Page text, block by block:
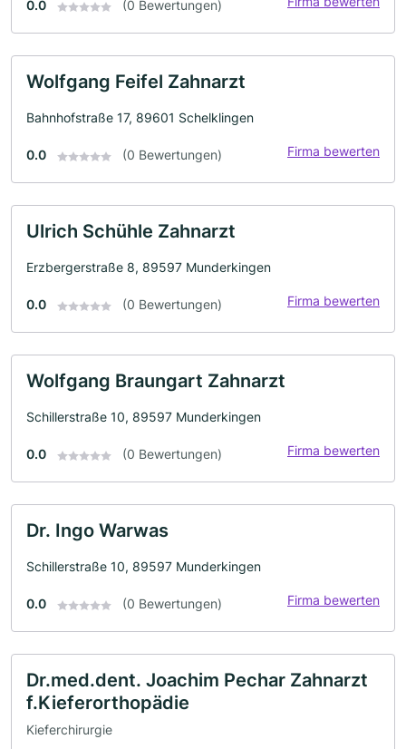
0.0 (0 Bewertungen)
Wolfgang Feifel Zahnarzt
Bahnhofstraße 17, 89601 Schelklingen
0.0 (0 Bewertungen) Firma bewerten
Ulrich Schühle Zahnarzt
Erzbergerstraße 8, 89597 Munderkingen
0.0 (0 Bewertungen) Firma bewerten
Wolfgang Braungart Zahnarzt
Schillerstraße 10, 89597 Munderkingen
0.0 (0 Bewertungen) Firma bewerten
Dr. Ingo Warwas
Schillerstraße 10, 89597 Munderkingen
0.0 (0 Bewertungen) Firma bewerten
Dr.med.dent. Joachim Pechar Zahnarzt
f.Kieferorthopädie
Kieferchirurgie